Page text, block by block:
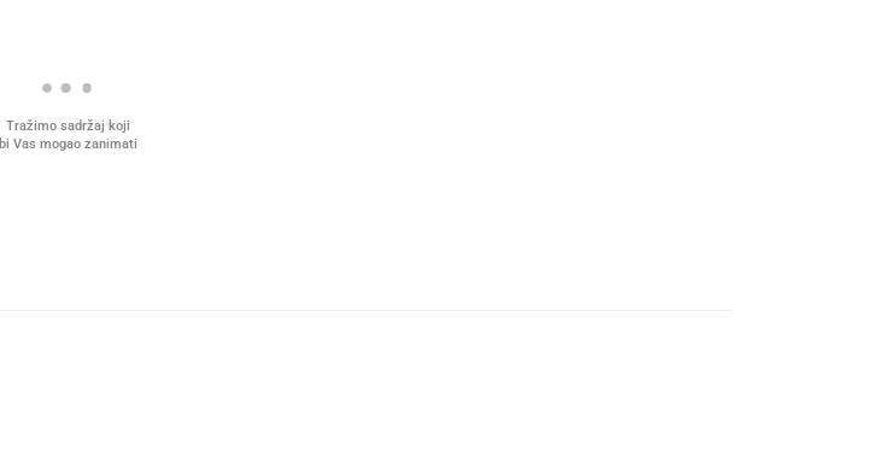
Tražimo sadržaj koji
bi Vas mogao zanimati